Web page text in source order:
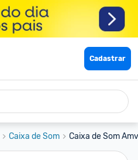
Cadastrar
Caixa de Som Caixa de Som